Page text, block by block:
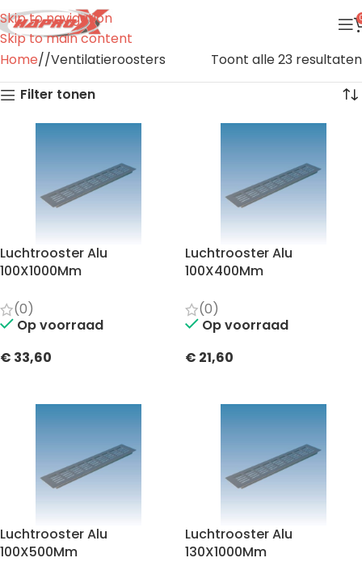
Skip to navigation
Skip to main content
Home/ Ventilatieroosters
Toont alle 23 resultaten
Filter tonen
Luchtrooster Alu
100X1000Mm
(0)
Op voorraad
€ 33,60
Luchtrooster Alu
100X400Mm
(0)
Op voorraad
€ 21,60
Luchtrooster Alu
100X500Mm
Luchtrooster Alu
130X1000Mm